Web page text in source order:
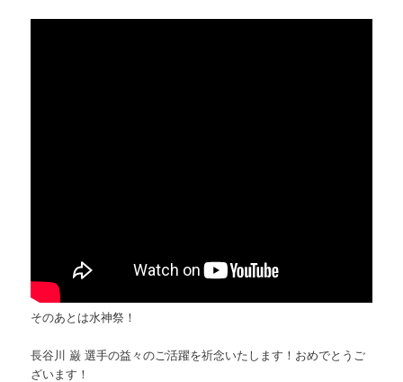
そのあとは水神祭！
長谷川 巌 選手の益々のご活躍を祈念いたします！おめでとうご
ざいます！